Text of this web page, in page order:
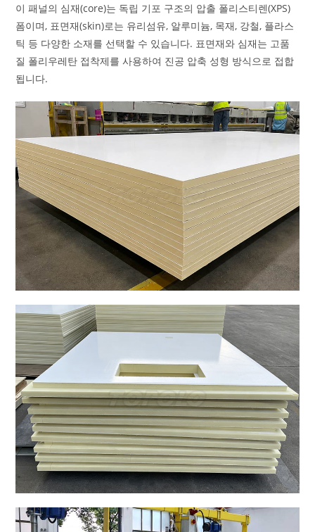
이 패널의 심재(core)는 독립 기포 구조의 압출 폴리스티렌(XPS)
폼이며, 표면재(skin)로는 유리섬유, 알루미늄, 목재, 강철, 플라스
틱 등 다양한 소재를 선택할 수 있습니다. 표면재와 심재는 고품
질 폴리우레탄 접착제를 사용하여 진공 압축 성형 방식으로 접합
됩니다.